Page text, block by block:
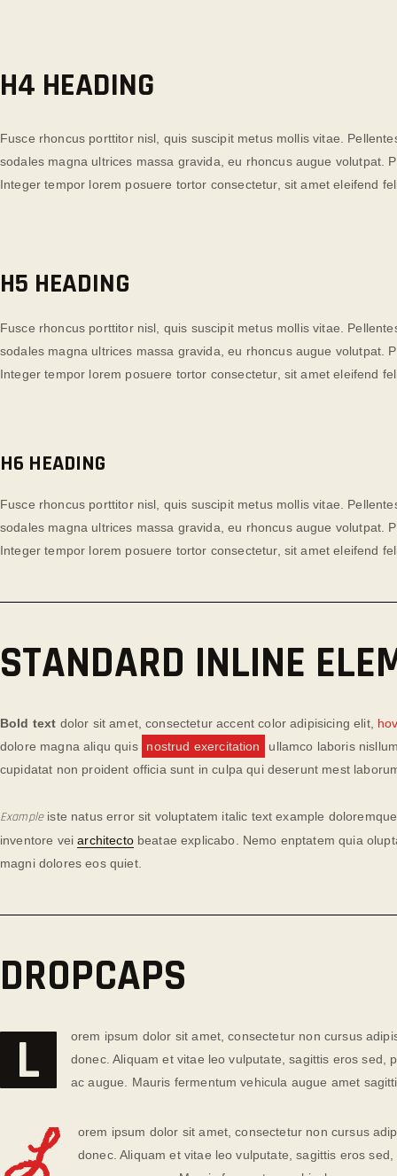
H4 HEADING
Fusce rhoncus porttitor nisl, quis suscipit metus mollis vitae.
sodales magna ultrices massa gravida, eu rhoncus augue volutpat.
Integer tempor lorem posuere tortor consectetur, sit amet eleifend
H5 HEADING
Fusce rhoncus porttitor nisl, quis suscipit metus mollis vitae.
sodales magna ultrices massa gravida, eu rhoncus augue volutpat.
Integer tempor lorem posuere tortor consectetur, sit amet eleifend
H6 HEADING
Fusce rhoncus porttitor nisl, quis suscipit metus mollis vitae.
sodales magna ultrices massa gravida, eu rhoncus augue volutpat.
Integer tempor lorem posuere tortor consectetur, sit amet eleifend
STANDARD INLINE
Bold text dolor sit amet, consectetur accent color adipisicing elit,
dolore magna aliqu quis
nostrud exercitation
ullamco laboris
cupidatat non proident officia sunt in culpa qui deserunt mest
Exampleiste natus error sit voluptatem italic text example
inventore veiarchitectobeatae explicabo. Nemo enptatem quia
magni dolores eos quiet.
DROPCAPS
L
orem ipsum dolor sit amet, consectetur non cursus
donec. Aliquam et vitae leo vulputate, sagittis eros
ac augue. Mauris fermentum vehicula augue amet
orem ipsum dolor sit amet, consectetur non cursus
donec. Aliquam et vitae leo vulputate, sagittis eros